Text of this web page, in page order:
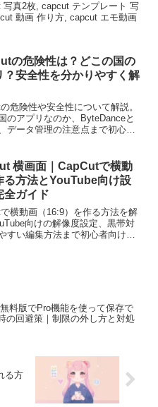
写真2枚, capcut テンプレート 写
動画 作り方, capcut エモ動画
の危険性は？どこの国の
？安全性を分かりやすく解
危険性や安全性について解説。
のアプリなのか、ByteDanceと
データ管理の注意点まで初心者
横画面｜CapCutで横動
る方法とYouTube向け設
全ガイド
横動画（16:9）を作る方法を解
向けの解像度設定、黒帯対
すい編集方法まで初心者向けに
料版でPro機能を使って保存で
の回避策｜制限の外し方と対処
る方